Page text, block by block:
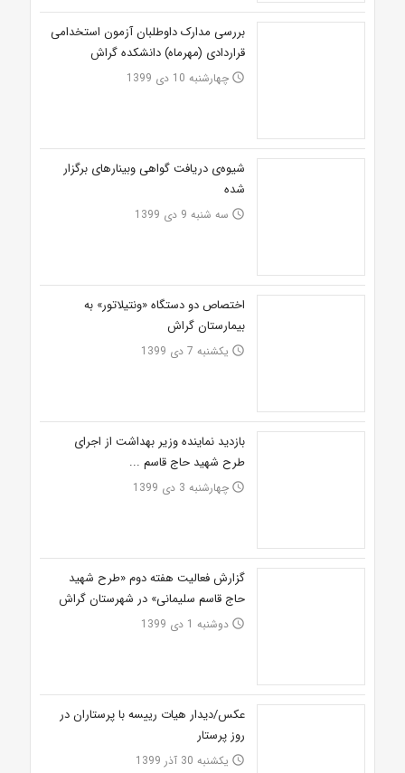
بررسی مدارک داوطلبان آزمون استخدامی
قراردادی (مهرماه) دانشکده گراش
access_time چهارشنبه 10 دی 1399
شیوه‌ی دریافت گواهی وبینارهای برگزار
شده
access_time سه شنبه 9 دی 1399
اختصاص دو‌ دستگاه «ونتیلاتور» به
بیمارستان گراش
access_time یکشنبه 7 دی 1399
بازدید نماینده وزیر بهداشت از اجرای
طرح شهید حاج قاسم ...
access_time چهارشنبه 3 دی 1399
گزارش فعالیت هفته دوم «طرح شهید
حاج قاسم سلیمانی» در شهرستان گراش
access_time دوشنبه 1 دی 1399
عکس/دیدار هیات رییسه با پرستاران در
روز پرستار
access_time یکشنبه 30 آذر 1399